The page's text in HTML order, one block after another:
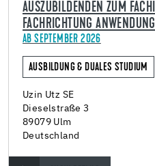
AUSZUBILDENDEN ZUM
FACHRICHTUNG
AB SEPTEMBER 2026
AUSBILDUNG & DUALES STUDIUM
Uzin Utz SE
Dieselstraße 3
89079 Ulm
Deutschland